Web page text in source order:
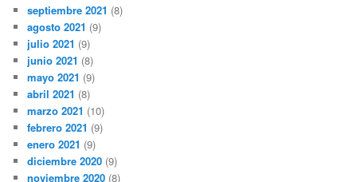
septiembre 2021 (8)
agosto 2021 (9)
julio 2021 (9)
junio 2021 (8)
mayo 2021 (9)
abril 2021 (8)
marzo 2021 (10)
febrero 2021 (9)
enero 2021 (9)
diciembre 2020 (9)
noviembre 2020 (8)